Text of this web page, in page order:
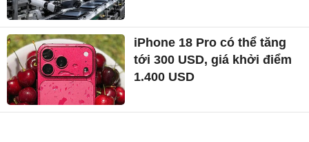
iPhone 18 Pro có thể tăng
tới 300 USD, giá khởi điểm
1.400 USD